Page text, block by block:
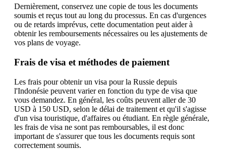
Dernièrement, conservez une copie de tous les documents
soumis et reçus tout au long du processus. En cas d'urgences
ou de retards imprévus, cette documentation peut aider à
obtenir les remboursements nécessaires ou les ajustements de
vos plans de voyage.
Frais de visa et méthodes de paiement
Les frais pour obtenir un visa pour la Russie depuis
l'Indonésie peuvent varier en fonction du type de visa que
vous demandez. En général, les coûts peuvent aller de 30
USD à 150 USD, selon le délai de traitement et qu'il s'agisse
d'un visa touristique, d'affaires ou étudiant. En règle générale,
les frais de visa ne sont pas remboursables, il est donc
important de s'assurer que tous les documents requis sont
correctement soumis.